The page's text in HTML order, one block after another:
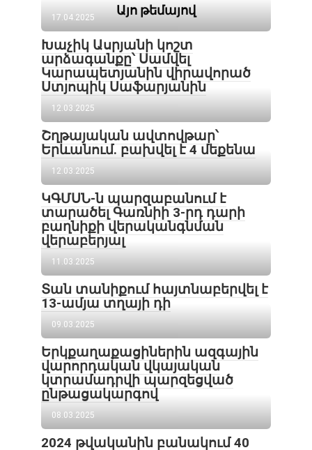
Այո թեմայով
17.04.2025
Խաչիկ Ասրյանի կոշտ
արձագանքը՝ Սամվել
Կարապետյանին վիրավորած
Ստյոպիկ Սաֆարյանին
12.03.2025
Շղթայական ավտովթար՝
Երևանում. բախվել է 4 մեքենա
12.03.2025
ԿԳՄՍՆ-ն պարզաբանում է
տարածել Գառնիի 3-րդ դարի
բաղնիքի վերականգնման
վերաբերյալ
11.03.2025
Տան տանիքում հայտնաբերվել է
13-ամյա տղայի դի
09.03.2025
Երկքաղաքացիներին ազգային
վարորդական վկայական
կտրամադրվի պարզեցված
ընթացակարգով
08.03.2025
2024 թվականին բանակում 40